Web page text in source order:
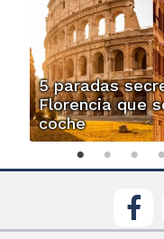
5 paradas
Florencia que
coche